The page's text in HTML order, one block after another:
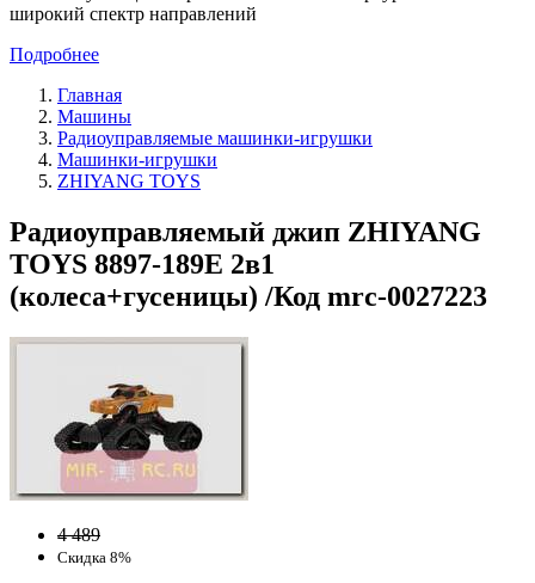
широкий спектр направлений
Подробнее
Главная
Машины
Радиоуправляемые машинки-игрушки
Машинки-игрушки
ZHIYANG TOYS
Радиоуправляемый джип ZHIYANG
TOYS 8897-189E 2в1
(колеса+гусеницы) /Код mrc-0027223
4 489
Скидка 8%